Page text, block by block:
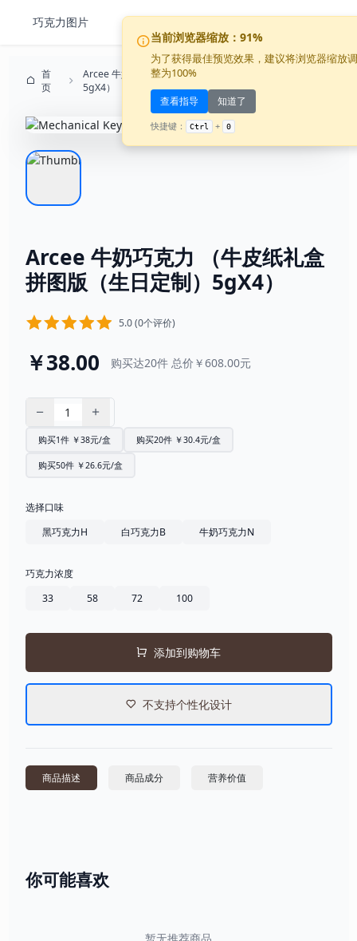
巧克力图片 巧克力电报 企业订制 手工巧
首
页
Arcee 牛奶巧克力 （牛皮纸礼盒拼图版（生日定制）
5gX4）
Arcee 牛奶巧克力 （牛皮纸礼盒
拼图版（生日定制）5gX4）
5.0 (0个评价)
￥38.00 购买达20件 总价￥608.00元
购买1件 ￥38元/盒 购买20件 ￥30.4元/盒
购买50件 ￥26.6元/盒
选择口味
黑巧克力H
白巧克力B 牛奶巧克力N
巧克力浓度
33
58 72 100
添加到购物车
不支持个性化设计
商品描述 商品成分 营养价值
你可能喜欢
当前浏览器缩放：91%
为了获得最佳预览效果，建议将浏览器缩放调
整为100%
查看指导 知道了
快捷键： Ctrl + 0